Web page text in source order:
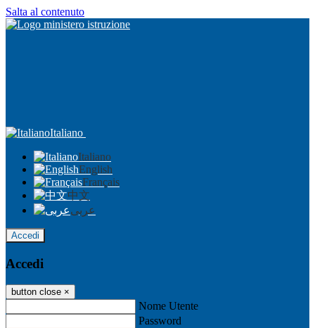
Salta al contenuto
Italiano
Italiano
English
Français
中文
عربى
Accedi
Accedi
button close ×
Nome Utente
Password